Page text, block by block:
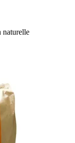
naturelle